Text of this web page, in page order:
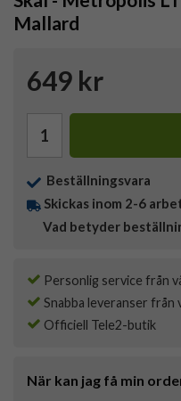
Mallard
649 kr
Beställningsvara
Skickas inom 2-6
Vad betyder
Personlig service från
Snabba leveranser från
Officiell Tele2-butik
När kan jag få min